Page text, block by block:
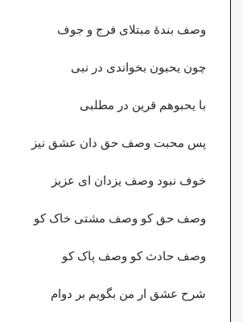
وصف بندهٔ مبتلای فرج و جوف
چون یحبون بخواندی در نبی
با یحبوهم قرین در مطلبی
پس محبت وصف حق دان عشق نیز
خوف نبود وصف یزدان ای عزیز
وصف حق کو وصف مشتی خاک کو
وصف حادث کو وصف پاک کو
شرح عشق ار من بگویم بر دوام